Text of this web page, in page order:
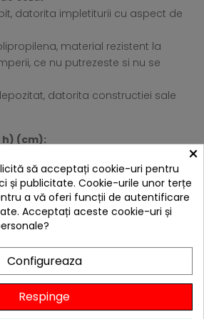
datorita impletiturii cu aspect de
material rezistent la
ce nu putrezeste si nu se
datorita constructiei sale
h) (cm):
74 cm
43 cm
60 x 65 x 67 cm
IN ACEEASI
CATEGORIE:
×
să acceptați cookie-uri pentru
și publicitate. Cookie-urile unor terțe
a vă oferi funcții de autentificare
Acceptați aceste cookie-uri și
Configureaza
Respinge